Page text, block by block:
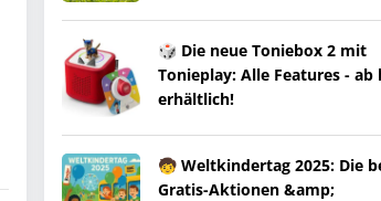
🎲 Die neue Toniebox 2 mit
Tonieplay: Alle Features - ab
erhältlich!
🧒 Weltkindertag 2025: Die
Gratis-Aktionen &amp;